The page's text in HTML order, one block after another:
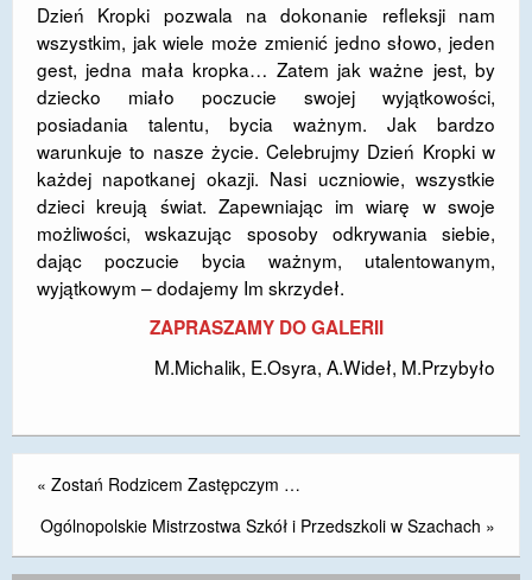
Dzień Kropki pozwala na dokonanie refleksji nam
wszystkim, jak wiele może zmienić jedno słowo, jeden
gest, jedna mała kropka… Zatem jak ważne jest, by
dziecko miało poczucie swojej wyjątkowości,
posiadania talentu, bycia ważnym. Jak bardzo
warunkuje to nasze życie. Celebrujmy Dzień Kropki w
każdej napotkanej okazji. Nasi uczniowie, wszystkie
dzieci kreują świat. Zapewniając im wiarę w swoje
możliwości, wskazując sposoby odkrywania siebie,
dając poczucie bycia ważnym, utalentowanym,
wyjątkowym – dodajemy Im skrzydeł.
ZAPRASZAMY DO GALERII
M.Michalik, E.Osyra, A.Wideł, M.Przybyło
« Zostań Rodzicem Zastępczym …
Ogólnopolskie Mistrzostwa Szkół i Przedszkoli w Szachach »